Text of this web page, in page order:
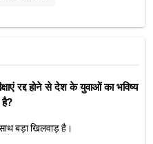
रद्द होने से देश के युवाओं का भविष्य
है?
बड़ा खिलवाड़ है।